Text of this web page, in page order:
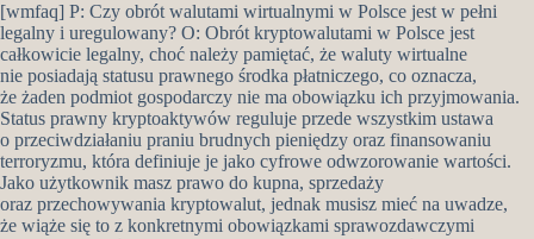
[wmfaq] P: Czy obrót walutami wirtualnymi w Polsce jest w pełni
legalny i uregulowany? O: Obrót kryptowalutami w Polsce jest
całkowicie legalny, choć należy pamiętać, że waluty wirtualne
nie posiadają statusu prawnego środka płatniczego, co oznacza,
że żaden podmiot gospodarczy nie ma obowiązku ich przyjmowania.
Status prawny kryptoaktywów reguluje przede wszystkim ustawa
o przeciwdziałaniu praniu brudnych pieniędzy oraz finansowaniu
terroryzmu, która definiuje je jako cyfrowe odwzorowanie wartości.
Jako użytkownik masz prawo do kupna, sprzedaży
oraz przechowywania kryptowalut, jednak musisz mieć na uwadze,
że wiąże się to z konkretnymi obowiązkami sprawozdawczymi